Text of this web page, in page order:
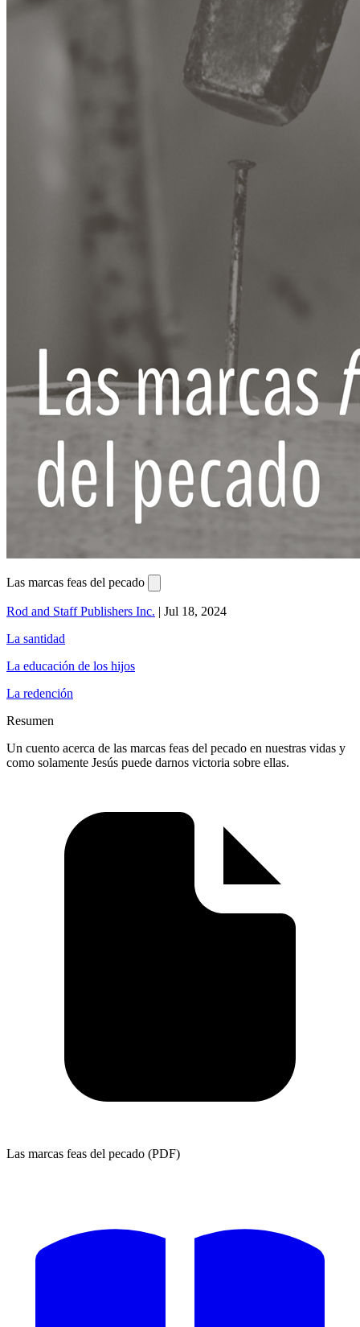
Las marcas feas del pecado
Rod and Staff Publishers Inc. | Jul 18, 2024
La santidad
La educación de los hijos
La redención
Resumen
Un cuento acerca de las marcas feas del pecado en nuestras vidas y
como solamente Jesús puede darnos victoria sobre ellas.
Las marcas feas del pecado (PDF)